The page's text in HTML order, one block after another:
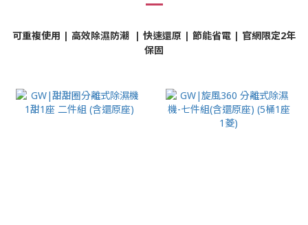
可重複使用 | 高效除濕防潮 | 快速還原 | 節能省電 | 官網限定2年
保固